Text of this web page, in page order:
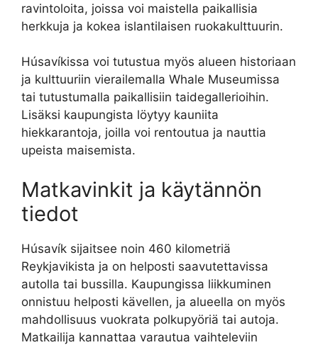
ravintoloita, joissa voi maistella paikallisia
herkkuja ja kokea islantilaisen ruokakulttuurin.
Húsavíkissa voi tutustua myös alueen historiaan
ja kulttuuriin vierailemalla Whale Museumissa
tai tutustumalla paikallisiin taidegallerioihin.
Lisäksi kaupungista löytyy kauniita
hiekkarantoja, joilla voi rentoutua ja nauttia
upeista maisemista.
Matkavinkit ja käytännön
tiedot
Húsavík sijaitsee noin 460 kilometriä
Reykjavikista ja on helposti saavutettavissa
autolla tai bussilla. Kaupungissa liikkuminen
onnistuu helposti kävellen, ja alueella on myös
mahdollisuus vuokrata polkupyöriä tai autoja.
Matkailija kannattaa varautua vaihteleviin